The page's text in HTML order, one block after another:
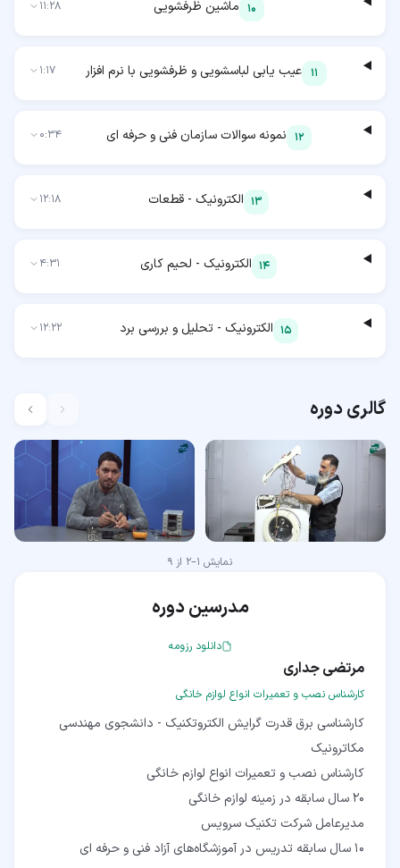
10 ماشین ظرفشویی 11:28
11 عیب یابی لباسشویی و ظرفشویی با نرم افزار 1:17
12 نمونه سوالات سازمان فنی و حرفه ای 0:34
13 الکترونیک - قطعات 12:18
14 الکترونیک - لحیم کاری 4:31
15 الکترونیک - تحلیل و بررسی برد 12:22
گالری دوره
نمایش 1
–
2 از 9
مدرسین دوره
دانلود رزومه
مرتضی جداری
کارشناس نصب و تعمیرات انواع لوازم خانگی
کارشناسی برق قدرت گرایش الکتروتکنیک - دانشجوی مهندسی
10 سال سابقه تدریس در آموزشگاه‌های آزاد فنی و حرفه ای